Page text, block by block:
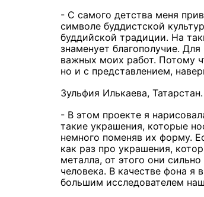
- С самого детства меня
символе буддистской
буддийской традиции. На
знаменует благополучие.
важных моих работ. Потому
но и с представлением,
Зульфия Илькаева,
- В этом проекте я
такие украшения, которые
немного поменяв их форму.
как раз про украшения,
металла, от этого они
человека. В качестве фона я
большим исследователем